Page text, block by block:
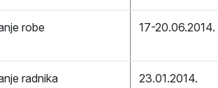
robe 17-20.06.2014.
radnika 23.01.2014.